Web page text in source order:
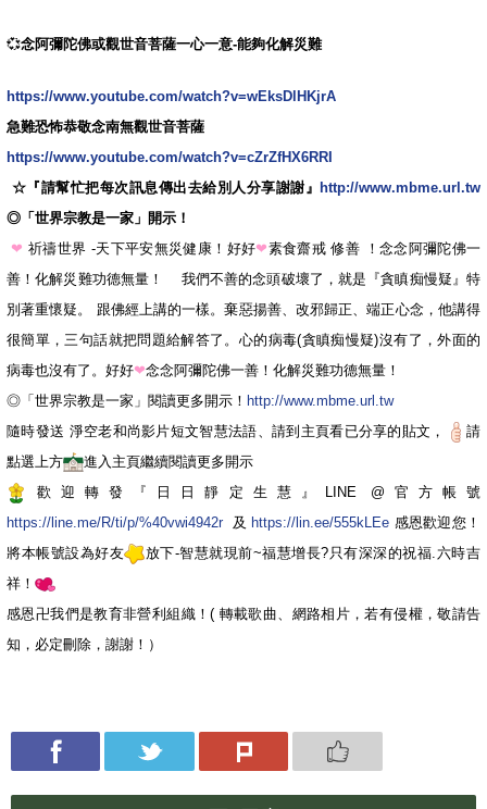
💞念阿彌陀佛或觀世音菩薩一心一意-能夠化解災難
https://www.youtube.com/watch?v=wEksDlHKjrA
急難恐怖恭敬念南無觀世音菩薩
https://www.youtube.com/watch?v=cZrZfHX6RRI
☆『請幫忙把每次訊息傳出去給別人分享謝謝』 http://www.mbme.url.tw
◎「世界宗教是一家」開示！
❤ 祈禱世界 -天下平安無災健康！好好❤素食齋戒 修善 ！念念阿彌陀佛一
善！化解災難功德無量！ 我們不善的念頭破壞了，就是『貪瞋痴慢疑』特
別著重懷疑。 跟佛經上講的一樣。棄惡揚善、改邪歸正、端正心念，他講得
很簡單，三句話就把問題給解答了。心的病毒(貪瞋痴慢疑)沒有了，外面的
病毒也沒有了。好好❤念念阿彌陀佛一善！化解災難功德無量！
◎「世界宗教是一家」閱讀更多開示！ http://www.mbme.url.tw
隨時發送 淨空老和尚影片短文智慧法語、請到主頁看已分享的貼文，
請
點選上方
進入主頁繼續閱讀更多開示
歡迎轉發『日日靜定生慧』LINE @官方帳號
https://line.me/R/ti/p/%40vwi4942r及 https://lin.ee/555kLEe 感恩歡迎您！
將本帳號設為好友
放下-智慧就現前~福慧增長?只有深深的祝福.六時吉
祥！
感恩卍我們是教育非營利組織！( 轉載歌曲、網路相片，若有侵權，敬請告
知，必定刪除，謝謝！）